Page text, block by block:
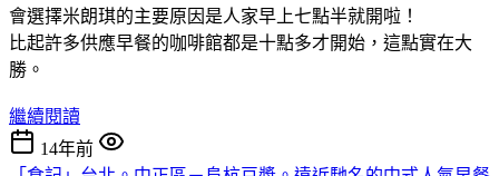
會選擇米朗琪的主要原因是人家早上七點半就開啦！
比起許多供應早餐的咖啡館都是十點多才開始，這點實在大
勝。
繼續閱讀
14年前